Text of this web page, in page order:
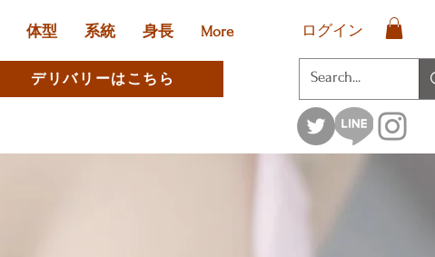
ログイン
体型 系統 身長 More
デリバリーはこちら